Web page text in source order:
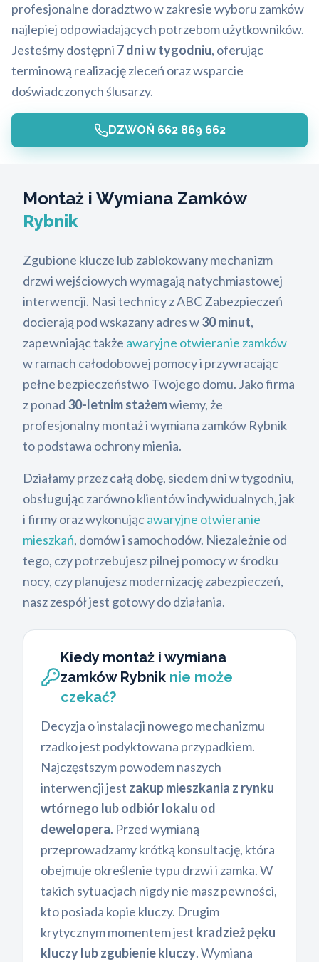
profesjonalne doradztwo w zakresie wyboru zamków
najlepiej odpowiadających potrzebom użytkowników.
Jesteśmy dostępni 7 dni w tygodniu, oferując
terminową realizację zleceń oraz wsparcie
doświadczonych ślusarzy.
DZWOŃ 662 869 662
Montaż i Wymiana Zamków
Rybnik
Zgubione klucze lub zablokowany mechanizm
drzwi wejściowych wymagają natychmiastowej
interwencji. Nasi technicy z ABC Zabezpieczeń
docierają pod wskazany adres w30 minut,
zapewniając także awaryjne otwieranie zamków
w ramach całodobowej pomocy i przywracając
pełne bezpieczeństwo Twojego domu. Jako firma
z ponad 30-letnim stażemwiemy, że
profesjonalny montaż i wymiana zamków Rybnik
to podstawa ochrony mienia.
Działamy przez całą dobę, siedem dni w tygodniu,
obsługując zarówno klientów indywidualnych, jak
i firmy oraz wykonującawaryjne otwieranie
mieszkań, domów i samochodów. Niezależnie od
tego, czy potrzebujesz pilnej pomocy w środku
nocy, czy planujesz modernizację zabezpieczeń,
nasz zespół jest gotowy do działania.
Kiedy montaż i wymiana
zamków Rybnik nie może
czekać?
Decyzja o instalacji nowego mechanizmu
rzadko jest podyktowana przypadkiem.
Najczęstszym powodem naszych
interwencji jest zakup mieszkania z rynku
wtórnego lub odbiór lokalu od
dewelopera. Przed wymianą
przeprowadzamy krótką konsultację, która
obejmuje określenie typu drzwi i zamka. W
takich sytuacjach nigdy nie masz pewności,
kto posiada kopie kluczy. Drugim
krytycznym momentem jest kradzież pęku
kluczy lub zgubienie kluczy. Wymiana